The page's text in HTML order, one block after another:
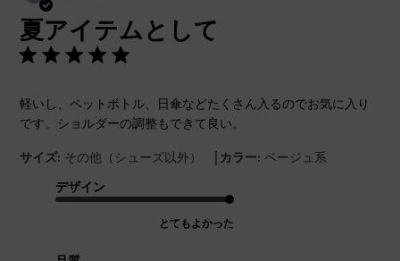
夏アイテムとして
軽いし、ペットボトル、日傘などたくさん入るのでお気に入り
です。ショルダーの調整もできて良い。
サイズ: その他（シューズ以外） | カラー: ベージュ系
デザイン
とてもよかった